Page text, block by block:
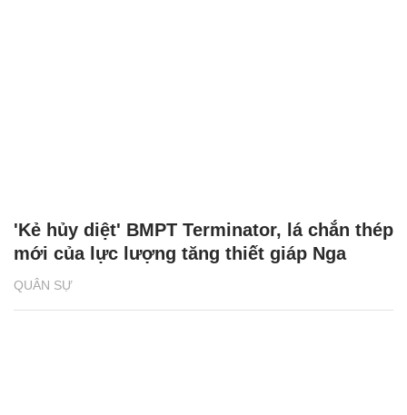
QUÂN SỰ
'Kẻ hủy diệt' BMPT Terminator, lá chắn thép
mới của lực lượng tăng thiết giáp Nga